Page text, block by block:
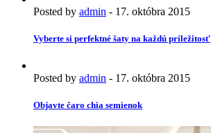
Posted by admin - 17. októbra 2015
Vyberte si perfektné šaty na každú príležitosť
Posted by admin - 17. októbra 2015
Objavte čaro chia semienok